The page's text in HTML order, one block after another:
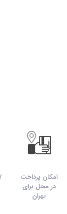
امکان پرداخت
در محل برای
تهران